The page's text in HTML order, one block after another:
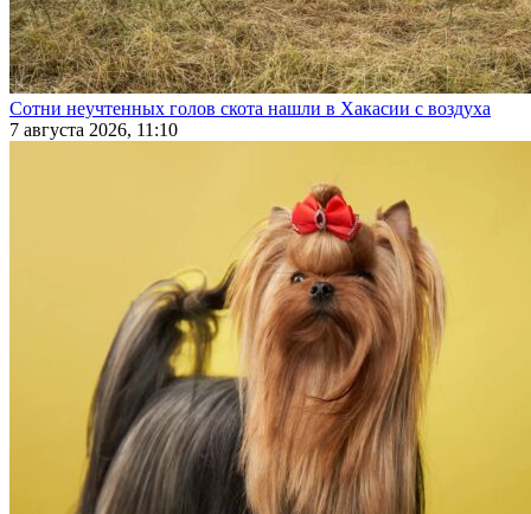
Сотни неучтенных голов скота нашли в Хакасии с воздуха
7 августа 2026, 11:10